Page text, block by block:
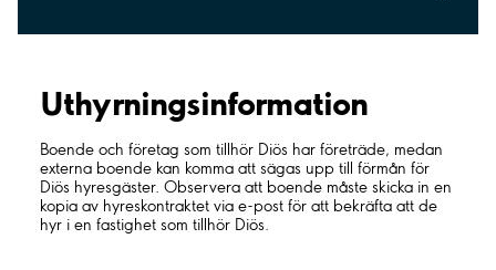
Uthyrnings­information
Boende och företag som tillhör Diös har företräde, medan
externa boende kan komma att sägas upp till förmån för
Diös hyresgäster. Observera att boende måste skicka in en
kopia av hyreskontraktet via e-post för att bekräfta att de
hyr i en fastighet som tillhör Diös.